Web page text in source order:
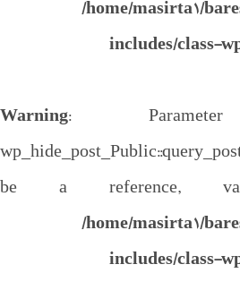
/home/masirta1/
includes/class-
Warning:
be a reference,
/home/masirta1/
includes/class-